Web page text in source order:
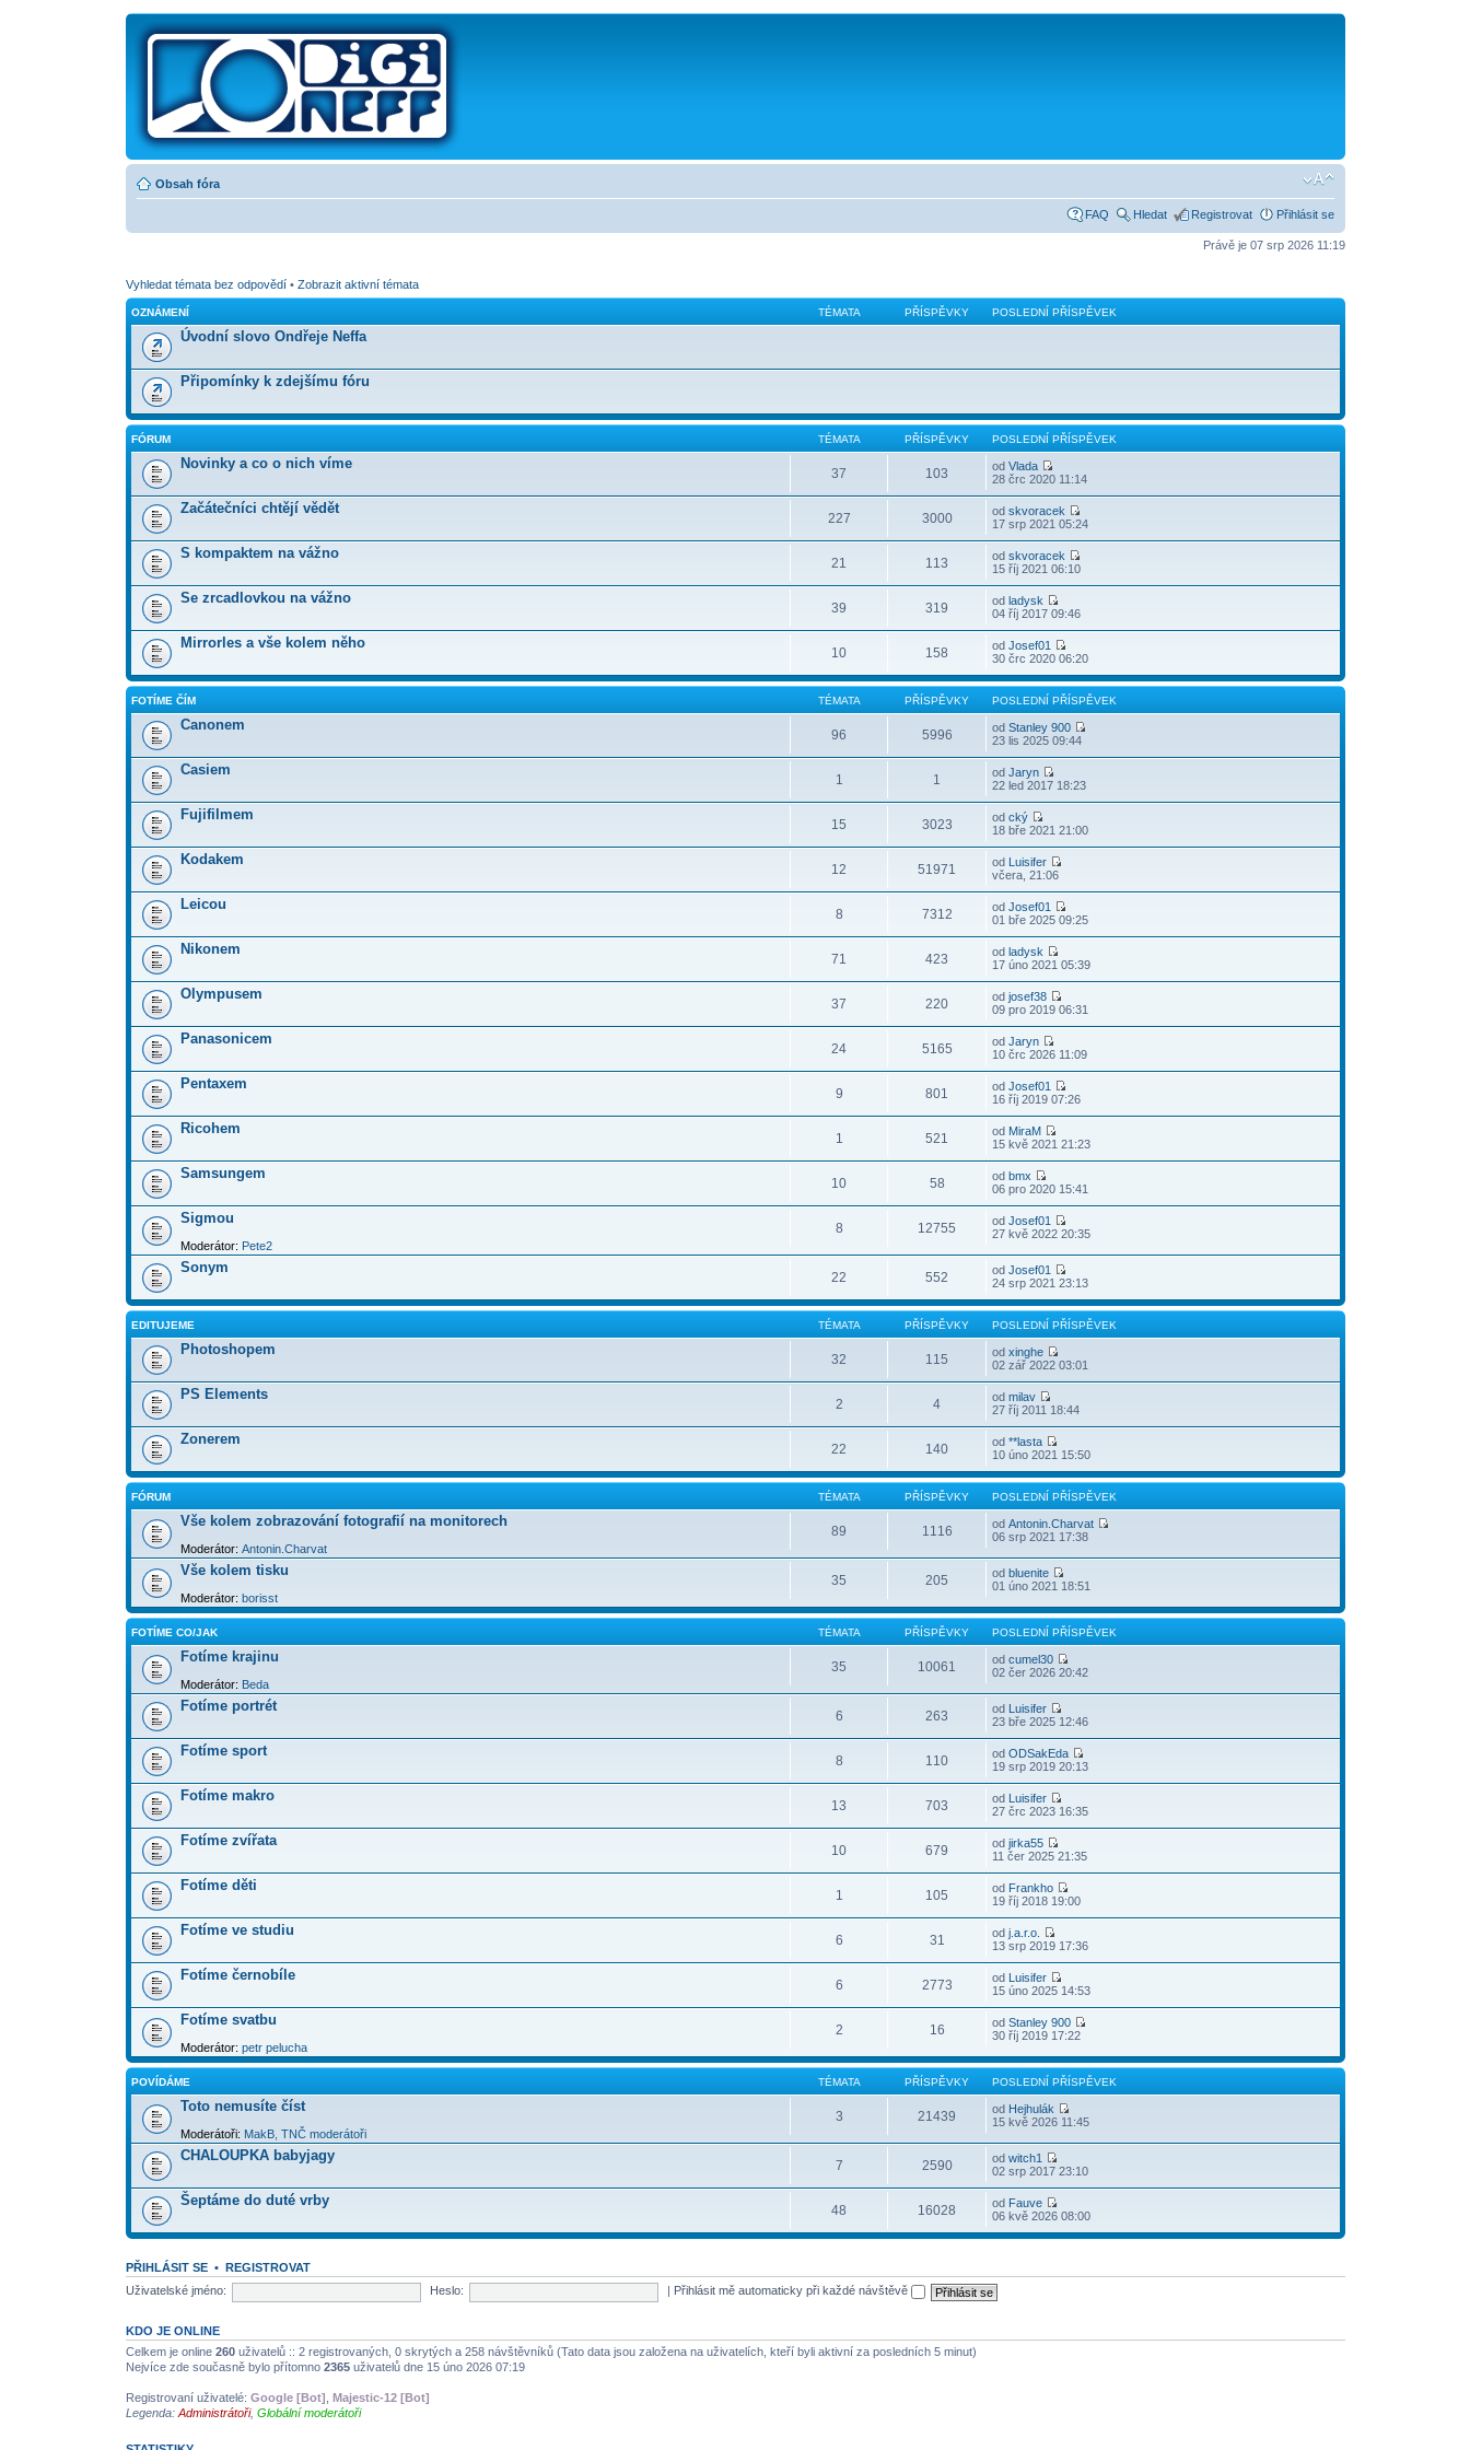
Obsah fóra
FAQ Hledat Registrovat Přihlásit se
Právě je 07 srp 2026 11:19
Vyhledat témata bez odpovědí• Zobrazit aktivní témata
OZNÁMENÍ TÉMATA PŘÍSPĚVKY POSLEDNÍ PŘÍSPĚVEK
Úvodní slovo Ondřeje Neffa
Připomínky k zdejšímu fóru
FÓRUM TÉMATA PŘÍSPĚVKY POSLEDNÍ PŘÍSPĚVEK
Novinky a co o nich víme
37 103 od Vlada
28 črc 2020 11:14
Začátečníci chtějí vědět
227 3000 od skvoracek
17 srp 2021 05:24
S kompaktem na vážno
21 113 od skvoracek
15 říj 2021 06:10
Se zrcadlovkou na vážno
39 319 od ladysk
04 říj 2017 09:46
Mirrorles a vše kolem něho
10 158 od Josef01
30 črc 2020 06:20
FOTÍME ČÍM TÉMATA PŘÍSPĚVKY POSLEDNÍ PŘÍSPĚVEK
Canonem
96 5996 od Stanley 900
23 lis 2025 09:44
Casiem
1 1 od Jaryn
22 led 2017 18:23
Fujifilmem
15 3023 od cký
18 bře 2021 21:00
Kodakem
12 51971 od Luisifer
včera, 21:06
Leicou
8 7312 od Josef01
01 bře 2025 09:25
Nikonem
71 423 od ladysk
17 úno 2021 05:39
Olympusem
37 220 od josef38
09 pro 2019 06:31
Panasonicem
24 5165 od Jaryn
10 črc 2026 11:09
Pentaxem
9 801 od Josef01
16 říj 2019 07:26
Ricohem
1 521 od MiraM
15 kvě 2021 21:23
Samsungem
10 58 od bmx
06 pro 2020 15:41
Sigmou
Moderátor: Pete2
8 12755 od Josef01
27 kvě 2022 20:35
Sonym
22 552 od Josef01
24 srp 2021 23:13
EDITUJEME TÉMATA PŘÍSPĚVKY POSLEDNÍ PŘÍSPĚVEK
Photoshopem
32 115 od xinghe
02 zář 2022 03:01
PS Elements
2 4 od milav
27 říj 2011 18:44
Zonerem
22 140 od **lasta
10 úno 2021 15:50
FÓRUM TÉMATA PŘÍSPĚVKY POSLEDNÍ PŘÍSPĚVEK
Vše kolem zobrazování fotografií na monitorech
Moderátor: Antonin.Charvat
89 1116 od Antonin.Charvat
06 srp 2021 17:38
Vše kolem tisku
Moderátor: borisst
35 205 od bluenite
01 úno 2021 18:51
FOTÍME CO/JAK TÉMATA PŘÍSPĚVKY POSLEDNÍ PŘÍSPĚVEK
Fotíme krajinu
Moderátor: Beda
35 10061 od cumel30
02 čer 2026 20:42
Fotíme portrét
6 263 od Luisifer
23 bře 2025 12:46
Fotíme sport
8 110 od ODSakEda
19 srp 2019 20:13
Fotíme makro
13 703 od Luisifer
27 črc 2023 16:35
Fotíme zvířata
10 679 od jirka55
11 čer 2025 21:35
Fotíme děti
1 105 od Frankho
19 říj 2018 19:00
Fotíme ve studiu
6 31 od j.a.r.o.
13 srp 2019 17:36
Fotíme černobíle
6 2773 od Luisifer
15 úno 2025 14:53
Fotíme svatbu
Moderátor: petr pelucha
2 16 od Stanley 900
30 říj 2019 17:22
POVÍDÁME TÉMATA PŘÍSPĚVKY POSLEDNÍ PŘÍSPĚVEK
Toto nemusíte číst
Moderátoři: MakB, TNČ moderátoři
3 21439 od Hejhulák
15 kvě 2026 11:45
CHALOUPKA babyjagy
7 2590 od witch1
02 srp 2017 23:10
Šeptáme do duté vrby
48 16028 od Fauve
06 kvě 2026 08:00
PŘIHLÁSIT SE• REGISTROVAT
Uživatelské jméno:
Heslo: Přihlásit mě automaticky při každé návštěvě
KDO JE ONLINE
Celkem je online 260uživatelů :: 2 registrovaných, 0 skrytých a 258 návštěvníků (Tato data jsou založena na uživatelích, kteří byli aktivní za posledních 5 minut)
Nejvíce zde současně bylo přítomno 2365uživatelů dne 15 úno 2026 07:19
Registrovaní uživatelé: Google [Bot] Majestic-12 [Bot]
Legenda: Administrátoři, Globální moderátoři